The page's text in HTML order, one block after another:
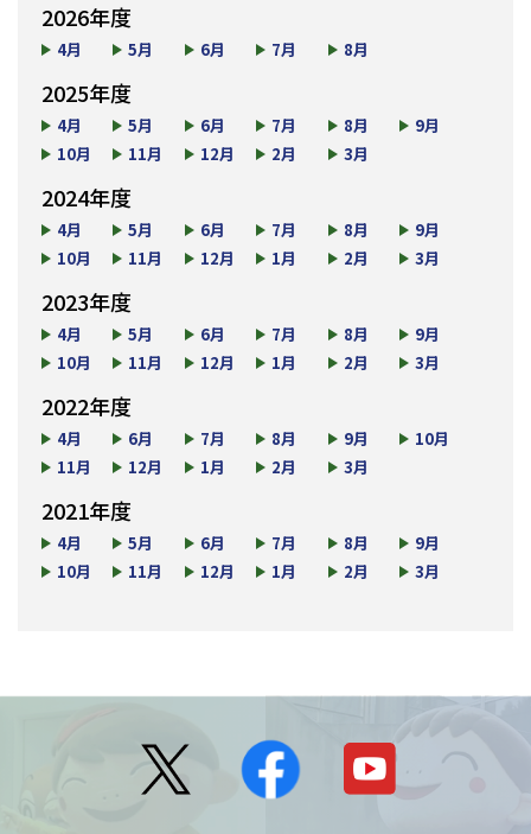
2026年度
4月 5月 6月 7月 8月
2025年度
4月 5月 6月 7月 8月
9月
10月
11月 12月 2月 3月
2024年度
4月 5月 6月 7月 8月
9月
10月
11月 12月 1月 2月 3月
2023年度
4月 5月 6月 7月 8月
9月
10月
11月 12月 1月 2月 3月
2022年度
4月 6月 7月 8月 9月
10月
11月
12月 1月 2月 3月
2021年度
4月 5月 6月 7月 8月
9月
10月
11月 12月 1月 2月 3月